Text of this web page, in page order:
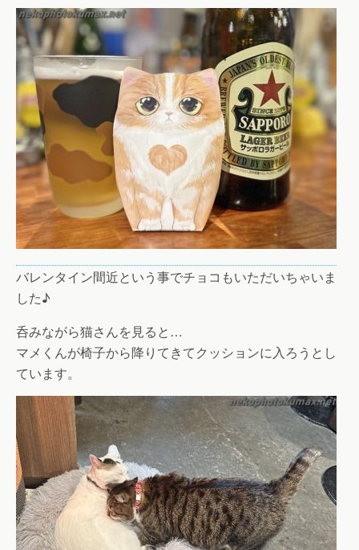
バレンタイン間近という事でチョコもいただいちゃいま
した♪
呑みながら猫さんを見ると…
マメくんが椅子から降りてきてクッションに入ろうとし
ています。